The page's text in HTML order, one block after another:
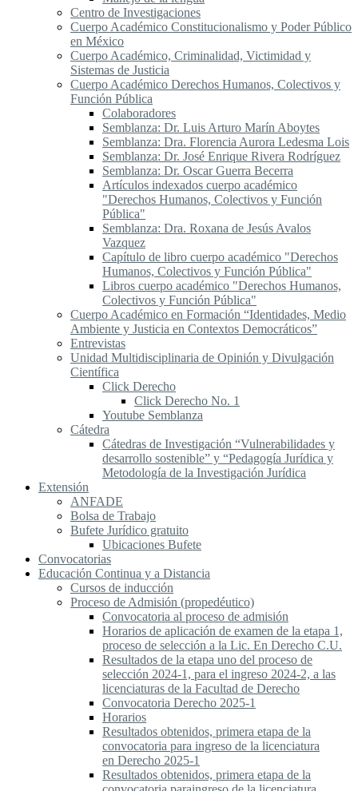
Centro de Investigaciones
Cuerpo Académico Constitucionalismo y Poder Público
en México
Cuerpo Académico, Criminalidad, Victimidad y
Sistemas de Justicia
Cuerpo Académico Derechos Humanos, Colectivos y
Función Pública
Colaboradores
Semblanza: Dr. Luis Arturo Marín Aboytes
Semblanza: Dra. Florencia Aurora Ledesma Lois
Semblanza: Dr. José Enrique Rivera Rodríguez
Semblanza: Dr. Oscar Guerra Becerra
Artículos indexados cuerpo académico
"Derechos Humanos, Colectivos y Función
Pública"
Semblanza: Dra. Roxana de Jesús Avalos
Vazquez
Capítulo de libro cuerpo académico "Derechos
Humanos, Colectivos y Función Pública"
Libros cuerpo académico "Derechos Humanos,
Colectivos y Función Pública"
Cuerpo Académico en Formación “Identidades, Medio
Ambiente y Justicia en Contextos Democráticos”
Entrevistas
Unidad Multidisciplinaria de Opinión y Divulgación
Científica
Click Derecho
Click Derecho No. 1
Youtube Semblanza
Cátedra
Cátedras de Investigación “Vulnerabilidades y
desarrollo sostenible” y “Pedagogía Jurídica y
Metodología de la Investigación Jurídica
Extensión
ANFADE
Bolsa de Trabajo
Bufete Jurídico gratuito
Ubicaciones Bufete
Convocatorias
Educación Continua y a Distancia
Cursos de inducción
Proceso de Admisión (propedéutico)
Convocatoria al proceso de admisión
Horarios de aplicación de examen de la etapa 1,
proceso de selección a la Lic. En Derecho C.U.
Resultados de la etapa uno del proceso de
selección 2024-1, para el ingreso 2024-2, a las
licenciaturas de la Facultad de Derecho
Convocatoria Derecho 2025-1
Horarios
Resultados obtenidos, primera etapa de la
convocatoria para ingreso de la licenciatura
en Derecho 2025-1
Resultados obtenidos, primera etapa de la